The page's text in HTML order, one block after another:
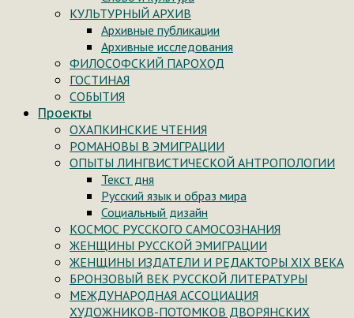
КУЛЬТУРНЫЙ АРХИВ
Архивные публикации
Архивные исследования
ФИЛОСОФСКИЙ ПАРОХОД
ГОСТИНАЯ
СОБЫТИЯ
Проекты
ОХАПКИНСКИЕ ЧТЕНИЯ
РОМАНОВЫ В ЭМИГРАЦИИ
ОПЫТЫ ЛИНГВИСТИЧЕСКОЙ АНТРОПОЛОГИИ
Текст дня
Русский язык и образ мира
Социальный дизайн
КОСМОС РУССКОГО САМОСОЗНАНИЯ
ЖЕНЩИНЫ РУССКОЙ ЭМИГРАЦИИ
ЖЕНЩИНЫ ИЗДАТЕЛИ И РЕДАКТОРЫ XIX ВЕКА
БРОНЗОВЫЙ ВЕК РУССКОЙ ЛИТЕРАТУРЫ
МЕЖДУНАРОДНАЯ АССОЦИАЦИЯ
ХУДОЖНИКОВ-ПОТОМКОВ ДВОРЯНСКИХ